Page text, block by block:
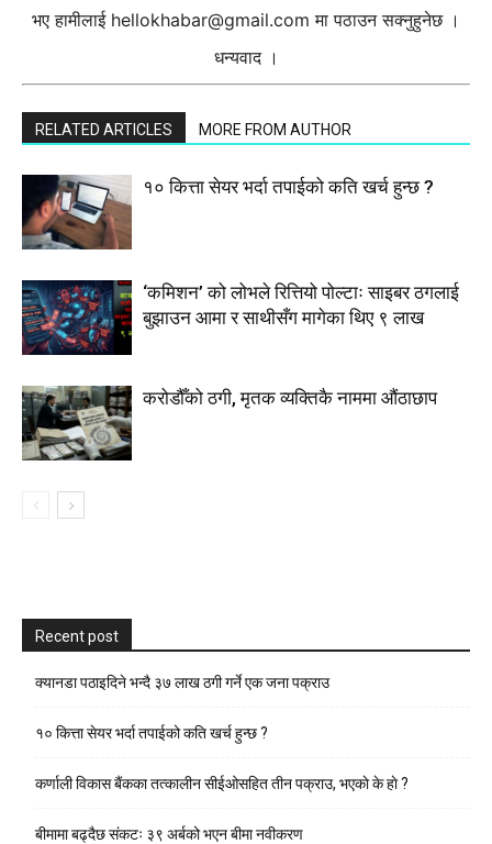
भए हामीलाई hellokhabar@gmail.com मा पठाउन सक्नुहुनेछ ।
धन्यवाद ।
RELATED ARTICLES MORE FROM AUTHOR
१० कित्ता सेयर भर्दा तपाईको कति खर्च हुन्छ ?
‘कमिशन’ को लोभले रित्तियो पोल्टाः साइबर ठगलाई
बुझाउन आमा र साथीसँग मागेका थिए ९ लाख
करोडौँको ठगी, मृतक व्यक्तिकै नाममा औंठाछाप
Recent post
क्यानडा पठाइदिने भन्दै ३७ लाख ठगी गर्ने एक जना पक्राउ
१० कित्ता सेयर भर्दा तपाईको कति खर्च हुन्छ ?
कर्णाली विकास बैंकका तत्कालीन सीईओसहित तीन पक्राउ, भएकाे के हाे ?
बीमामा बढ्दैछ संकटः ३९ अर्बको भएन बीमा नवीकरण